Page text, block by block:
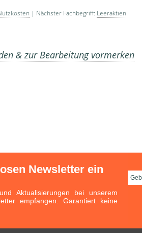
| Nächster Fachbegriff: Leeraktien
& zur Bearbeitung vormerken
Newsletter ein
Aktualisierungen bei unserem
empfangen. Garantiert keine